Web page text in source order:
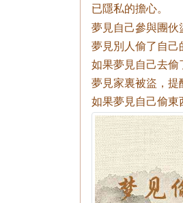
已隱私的擔心。
夢見自己參與團伙
夢見別人偷了自己
如果夢見自己去偷
夢見家裏被盜，提
如果夢見自己偷東